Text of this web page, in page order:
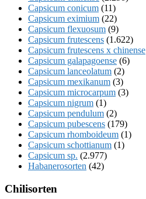
Capsicum conicum (11)
Capsicum eximium (22)
Capsicum flexuosum (9)
Capsicum frutescens (1.622)
Capsicum frutescens x chinense
Capsicum galapagoense (6)
Capsicum lanceolatum (2)
Capsicum mexikanum (3)
Capsicum microcarpum (3)
Capsicum nigrum (1)
Capsicum pendulum (2)
Capsicum pubescens (179)
Capsicum rhomboideum (1)
Capsicum schottianum (1)
Capsicum sp. (2.977)
Habanerosorten (42)
Chilisorten